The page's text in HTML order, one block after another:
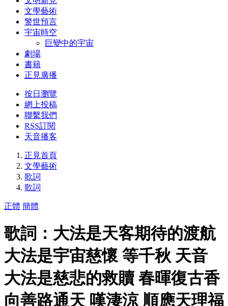
文學藝術
警世預言
宇宙時空
巨變中的宇宙
劇場
書籍
正見廣播
按日瀏覽
網上投稿
聯繫我們
RSS訂閱
天音播客
正見首頁
文學藝術
歌詞
歌詞
正體 簡體
歌詞：大法是天客期待的渡航
大法是宇宙慈懷 等千秋 天音
大法是慈悲的救贖 春暉復古香
向善路通天 嘆淒涼 順應天理福